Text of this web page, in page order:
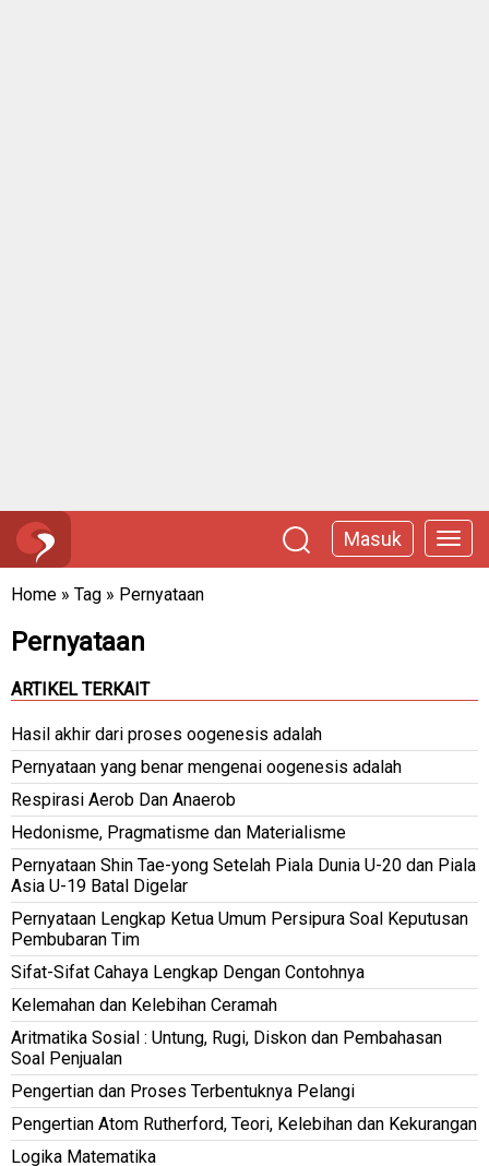
Masuk
Home » Tag » Pernyataan
Pernyataan
ARTIKEL TERKAIT
Hasil akhir dari proses oogenesis adalah
Pernyataan yang benar mengenai oogenesis adalah
Respirasi Aerob Dan Anaerob
Hedonisme, Pragmatisme dan Materialisme
Pernyataan Shin Tae-yong Setelah Piala Dunia U-20 dan Piala
Asia U-19 Batal Digelar
Pernyataan Lengkap Ketua Umum Persipura Soal Keputusan
Pembubaran Tim
Sifat-Sifat Cahaya Lengkap Dengan Contohnya
Kelemahan dan Kelebihan Ceramah
Aritmatika Sosial : Untung, Rugi, Diskon dan Pembahasan
Soal Penjualan
Pengertian dan Proses Terbentuknya Pelangi
Pengertian Atom Rutherford, Teori, Kelebihan dan Kekurangan
Logika Matematika